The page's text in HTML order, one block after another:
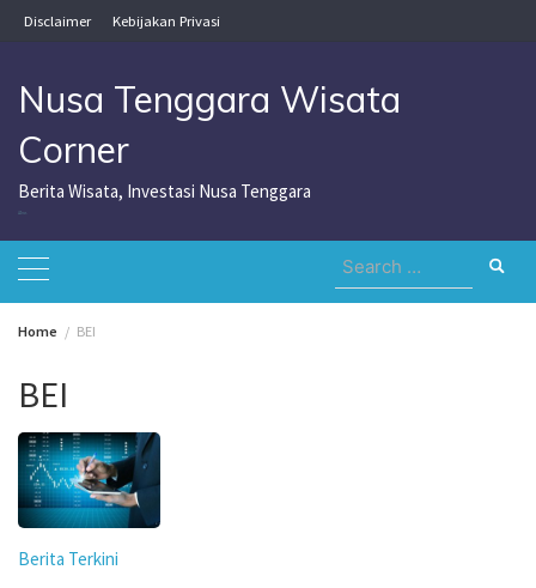
Skip
to
Disclaimer Kebijakan Privasi
Nusa Tenggara Wisata
Corner
Berita Wisata, Investasi Nusa Tenggara
Search
for:
Home BEI
BEI
Berita Terkini